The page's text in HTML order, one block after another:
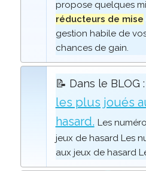
propose quelques
réducteurs de mise
gestion habile de
chances de gain.
📝 Dans le BLOG :
les plus joués
hasard. Les
jeux de hasard Les
aux jeux de hasard